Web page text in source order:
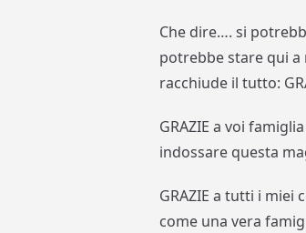
Che dire…. si
potrebbe stare qui a
racchiude il tutto:
GRAZIE a voi
indossare questa
GRAZIE a tutti i
come una vera